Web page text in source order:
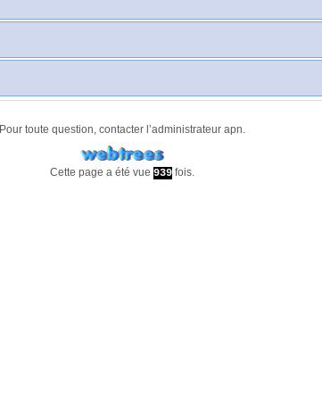
Pour toute question, contacter l’administrateur apn.
Cette page a été vue 939 fois.